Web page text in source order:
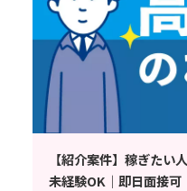
【紹介案件】稼ぎたい
未経験OK｜即日面接